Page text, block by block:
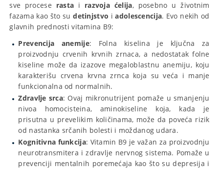
sve procese rasta i razvoja ćelija, posebno u životnim
fazama kao što sudetinjstvo iadolescencija. Evo nekih od
glavnih prednosti vitamina B9:
Prevencija anemije: Folna kiselina je ključna za
proizvodnju crvenih krvnih zrnaca, a nedostatak folne
kiseline može da izazove megaloblastnu anemiju, koju
karakterišu crvena krvna zrnca koja su veća i manje
funkcionalna od normalnih.
Zdravlje srca: Ovaj mikronutrijent pomaže u smanjenju
nivoa homocisteina, aminokiseline koja, kada je
prisutna u prevelikim količinama, može da poveća rizik
od nastanka srčanih bolesti i moždanog udara.
Kognitivna funkcija: Vitamin B9 je važan za proizvodnju
neurotransmitera i zdravlje nervnog sistema. Pomaže u
prevenciji mentalnih poremećaja kao što su depresija i